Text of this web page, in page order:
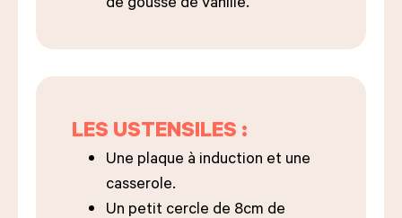
LES USTENSILES :
Une plaque à induction et une
casserole.
Un petit cercle de 8cm de